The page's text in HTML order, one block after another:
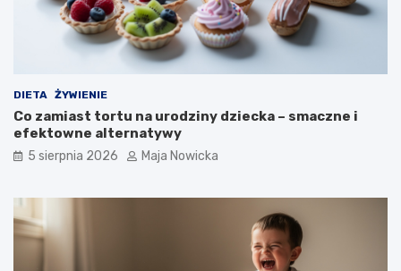
DIETA ŻYWIENIE
Co zamiast tortu na urodziny dziecka – smaczne i
efektowne alternatywy
5 sierpnia 2026 Maja Nowicka